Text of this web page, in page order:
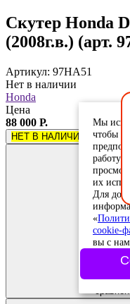
Скутер Honda
(2008г.в.) (арт.
Артикул: 97HA51
Нет в наличии
Honda
Цена
88 000 Р.
НЕТ В НАЛИЧИИ
Мы
чтобы
работу
их
Для
«
cookie-
вы с